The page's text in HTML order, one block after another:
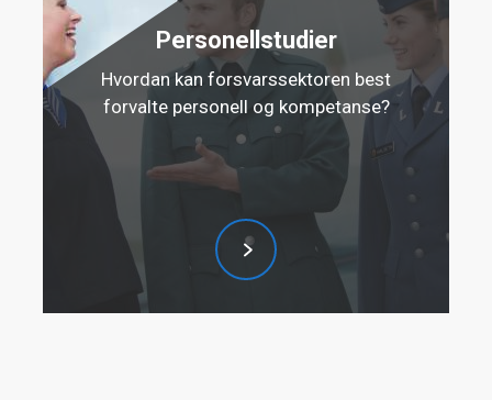
Personellstudier
Hvordan kan forsvarssektoren best
forvalte personell og kompetanse?